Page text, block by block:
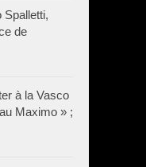
Spalletti,
de
à la Vasco
Maximo » ;